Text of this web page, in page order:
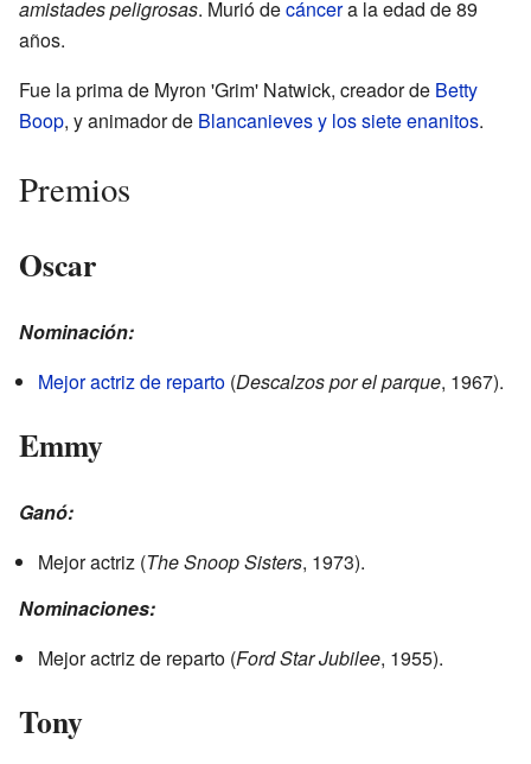
amistades peligrosas. Murió decáncera la edad de 89
años.
Fue la prima de Myron 'Grim' Natwick, creador de Betty
Boop, y animador de Blancanieves y los siete enanitos.
Premios
Oscar
Nominación:
Mejor actriz de reparto (Descalzos por el parque, 1967).
Emmy
Ganó:
Mejor actriz (The Snoop Sisters, 1973).
Nominaciones:
Mejor actriz de reparto (Ford Star Jubilee, 1955).
Tony